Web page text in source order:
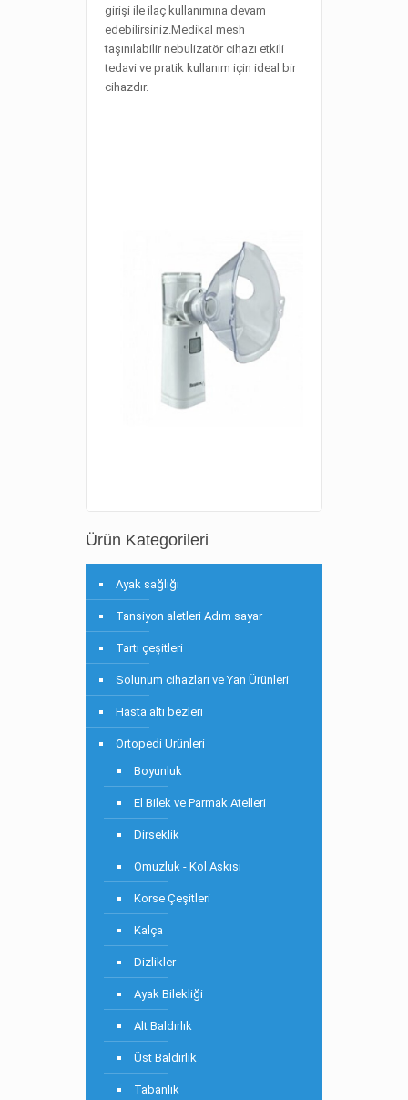
girişi ile ilaç kullanımına devam
edebilirsiniz.Medikal mesh
taşınılabilir nebulizatör cihazı etkili
tedavi ve pratik kullanım için ideal bir
cihazdır.
Ürün Kategorileri
Ayak sağlığı
Tansiyon aletleri Adım sayar
Tartı çeşitleri
Solunum cihazları ve Yan Ürünleri
Hasta altı bezleri
Ortopedi Ürünleri
Boyunluk
El Bilek ve Parmak Atelleri
Dirseklik
Omuzluk - Kol Askısı
Korse Çeşitleri
Kalça
Dizlikler
Ayak Bilekliği
Alt Baldırlık
Üst Baldırlık
Tabanlık